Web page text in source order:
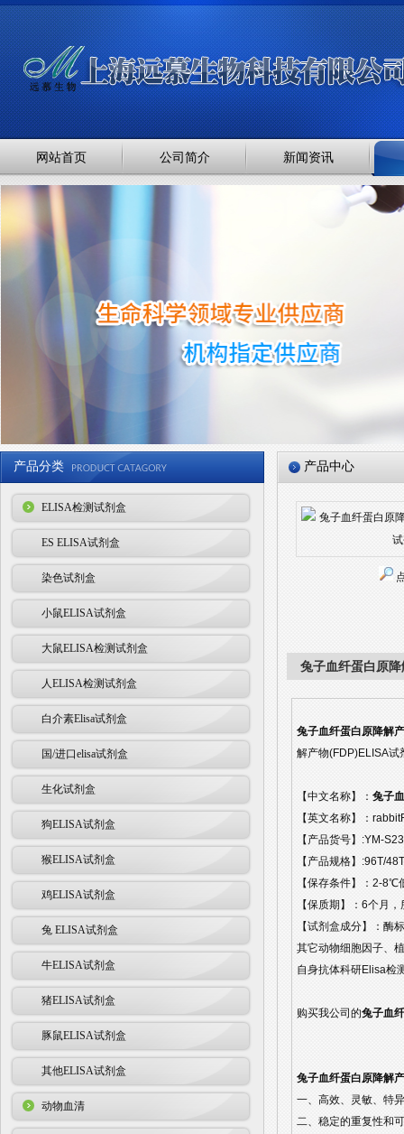
网站首页 公司简介 新闻资讯
产品分类
ELISA检测试剂盒
ES ELISA试剂盒
染色试剂盒
小鼠ELISA试剂盒
大鼠ELISA检测试剂盒
人ELISA检测试剂盒
白介素Elisa试剂盒
国/进口elisa试剂盒
生化试剂盒
狗ELISA试剂盒
猴ELISA试剂盒
鸡ELISA试剂盒
兔 ELISA试剂盒
牛ELISA试剂盒
猪ELISA试剂盒
豚鼠ELISA试剂盒
其他ELISA试剂盒
动物血清
产品中心
兔子血纤蛋白原
兔子血纤蛋白原降解
解产物(FDP)ELISA
【中文名称】： 兔子
【英文名称】：
【产品货号】:YM-
【产品规格】:96T/
【保存条件】：2-8℃
【保质期】：6个月
【试剂盒成分】：酶
其它动物细胞因子、
自身抗体科研Elisa检
购买我公司的兔子血
兔子血纤蛋白原降解
一、高效、灵敏、特
二、稳定的重复性和